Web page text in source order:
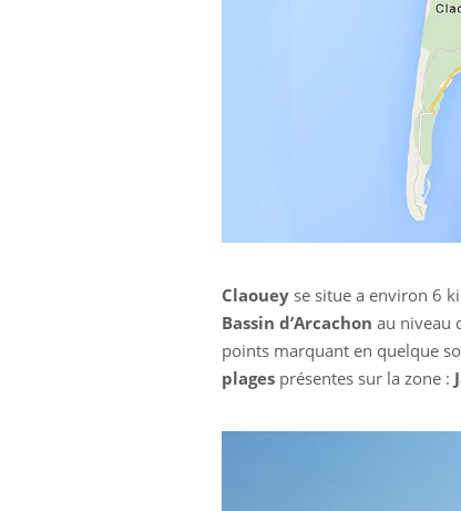
Claoueyse situe a environ 6
Bassin d’Arcachon au niveau
points marquant en quelque
plagesprésentes sur la zone :